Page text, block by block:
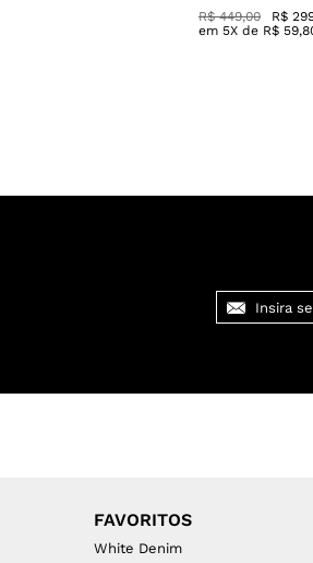
R$ 449,00
R$
em 5X de R$ 59,
FAVORITOS
White Denim